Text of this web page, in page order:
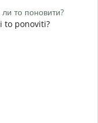
то поновити?
to ponoviti?